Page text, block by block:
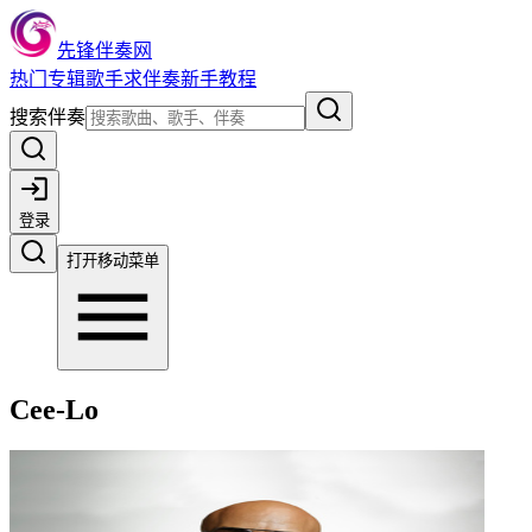
先锋伴奏网
热门 专辑歌手求伴奏新手教程
搜索伴奏
登录
打开移动菜单
Cee-Lo